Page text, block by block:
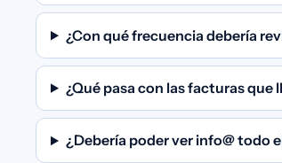
¿Con qué frecuencia debería
¿Qué pasa con las facturas que
¿Debería poder ver info@ todo